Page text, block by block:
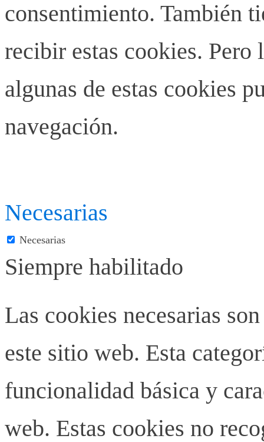
consentimiento. También
recibir estas cookies.
algunas de estas cookies
navegación.
Necesarias
Necesarias
Siempre habilitado
Las cookies necesarias
este sitio web. Esta
funcionalidad básica y
web. Estas cookies no